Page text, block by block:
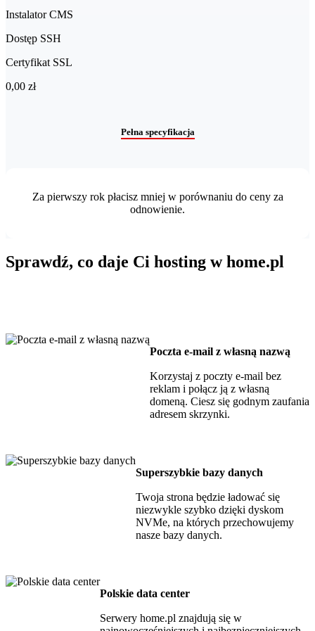
Instalator CMS
Dostęp SSH
Certyfikat SSL
0,00 zł
Pełna specyfikacja
Za pierwszy rok płacisz mniej w porównaniu do ceny za
odnowienie.
Sprawdź, co daje Ci hosting w home.pl
Poczta e-mail z własną nazwą
Korzystaj z poczty e-mail bez
reklam i połącz ją z własną
domeną. Ciesz się godnym zaufania
adresem skrzynki.
Superszybkie bazy danych
Twoja strona będzie ładować się
niezwykle szybko dzięki dyskom
NVMe, na których przechowujemy
nasze bazy danych.
Polskie data center
Serwery home.pl znajdują się w